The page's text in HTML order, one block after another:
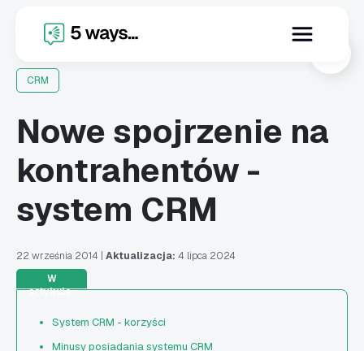
CRM
Nowe spojrzenie na
kontrahentów -
system CRM
22 września 2014 Aktualizacja: 4 lipca 2024
W
artykule:
System CRM - korzyści
Minusy posiadania systemu CRM